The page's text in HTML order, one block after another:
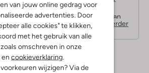
van jouw online gedrag voor
advertenties. Door
alle cookies" te klikken,
met het gebruik van alle
omschreven in onze
en cookieverklaring
wijzigen? Via de
denk je dan. Maar wat een enorme
ging passen. Precies onder de bal van
in het zooltje te zitten,
echt pijn onder de voeten doen. Ik
ingepakt en teruggestuurd. Heel erg
Lees verder